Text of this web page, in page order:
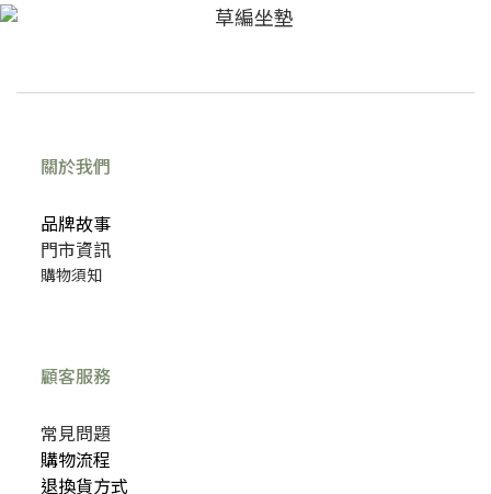
關於我們
品牌故事
門市資訊
購物須知
顧客服務
常見問題
購物流程
退換貨方式